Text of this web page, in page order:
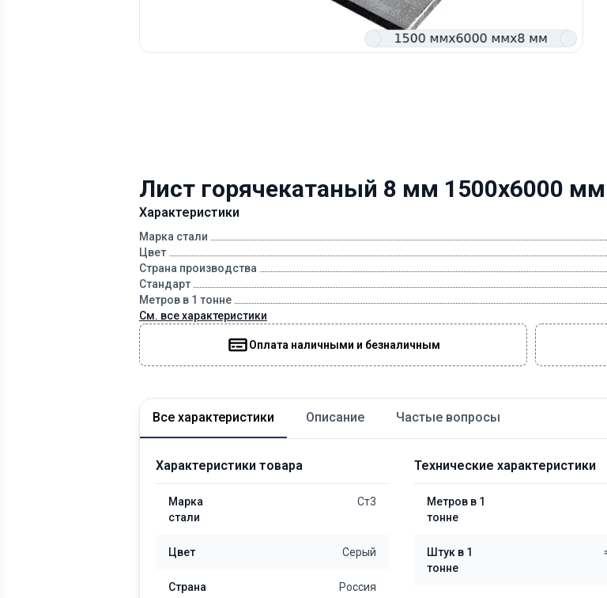
Лист горячекатаный 8 мм 1500х6000 мм
Характеристики
Марка стали
Цвет
Страна производства
Стандарт
Метров в 1 тонне
См. все характеристики
Оплата наличными и безналичным
Все характеристики Описание Частые вопросы
Характеристики товара
Марка
стали
Ст3
Цвет Серый
Страна
Россия
Технические характеристики
Метров в 1
тонне
Штук в 1
тонне